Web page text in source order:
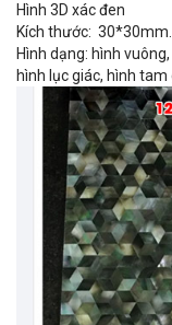
Hình 3D xác đen
Kích thước:
Hình dạng: hình
hình lục giác, hình tam